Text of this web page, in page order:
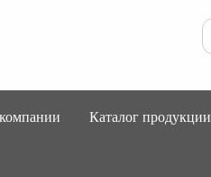
Каталог продукции